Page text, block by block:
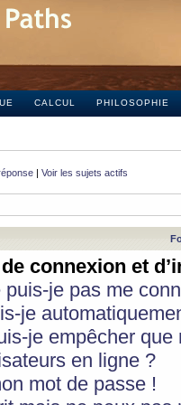
CALCUL PHILOSOPHIE
| Voir les sujets actifs
connexion et
puis-je pas me
je
je empêcher
en ligne ?
mot de passe !